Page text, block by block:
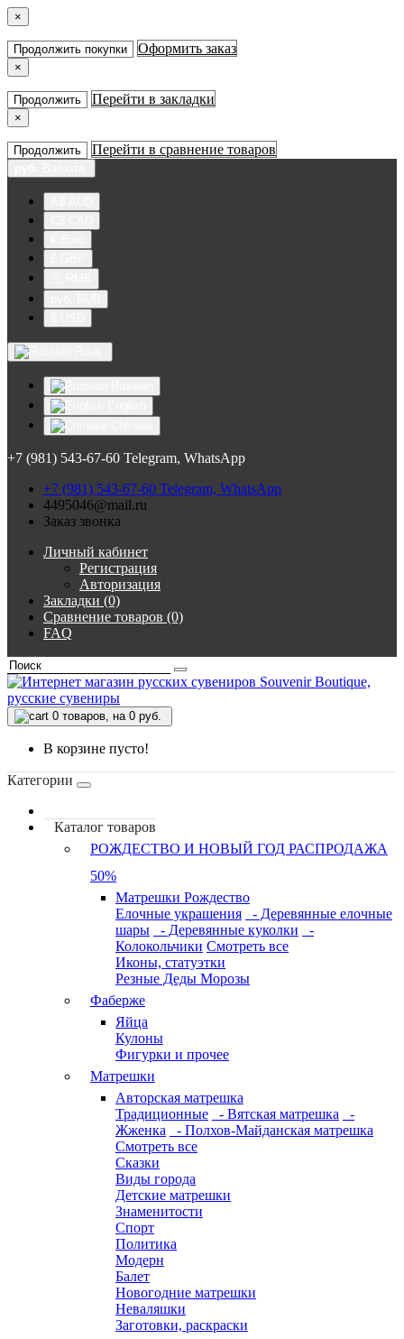
×
Продолжить покупки Оформить заказ
×
Продолжить Перейти в закладки
×
Продолжить Перейти в сравнение товаров
+7 (981) 543-67-60 Telegram, WhatsApp
+7 (981) 543-67-60 Telegram, WhatsApp
4495046@mail.ru
Заказ звонка
Личный кабинет
Регистрация
Авторизация
Закладки (0)
Сравнение товаров (0)
FAQ
0 товаров, на 0 руб.
В корзине пусто!
Категории
Каталог товаров
РОЖДЕСТВО И НОВЫЙ ГОД РАСПРОДАЖА
50%
Матрешки Рождество
Елочные украшения
- Деревянные елочные
шары
- Деревянные куколки
-
Колокольчики Смотреть все
Иконы, статуэтки
Резные Деды Морозы
Фаберже
Яйца
Кулоны
Фигурки и прочее
Матрешки
Авторская матрешка
Традиционные
- Вятская матрешка
-
Жженка
- Полхов-Майданская матрешка
Смотреть все
Сказки
Виды города
Детские матрешки
Знаменитости
Спорт
Политика
Модерн
Балет
Новогодние матрешки
Неваляшки
Заготовки, раскраски